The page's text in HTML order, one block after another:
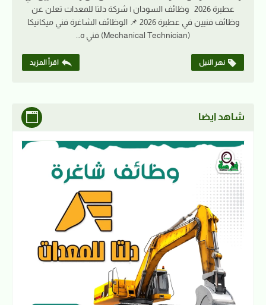
عطبرة 2026 وظائف السودان | شركة دلتا للمعدات تعلن عن
وظائف فنيين في عطبرة 2026 📌 الوظائف الشاغرة فني ميكانيكا
(Mechanical Technician) فني ه…
نهر النيل اقرأ المزيد
شاهد ايضا